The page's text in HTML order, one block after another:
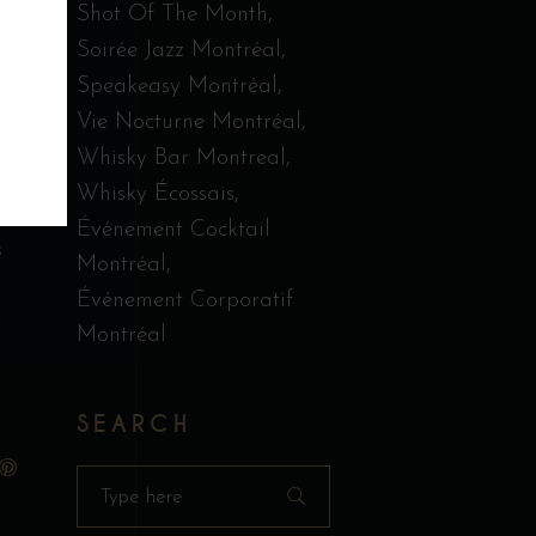
Shot Of The Month
Soirée Jazz Montréal
Speakeasy Montréal
Vie Nocturne Montréal
Whisky Bar Montreal
Whisky Écossais
Événement Cocktail
Montréal
Événement Corporatif
Montréal
SEARCH